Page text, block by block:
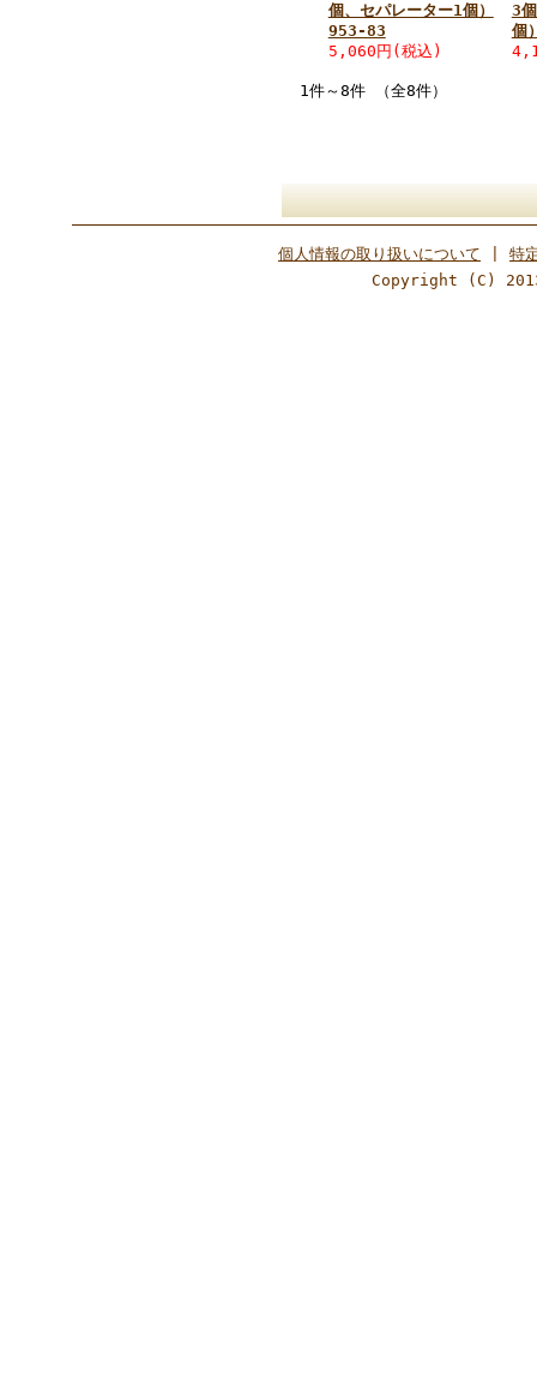
個、セパレーター1個）
953-83
5,060円 (税込)
3
個
1件～8件 （全8件）
個人情報の取り扱いについて
特
Copyright (C) 2013